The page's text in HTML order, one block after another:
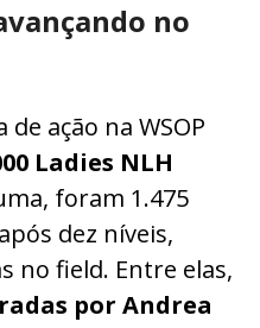
no
ação na WSOP
Ladies NLH
foram 1.475
dez níveis,
no field. Entre elas,
por Andrea